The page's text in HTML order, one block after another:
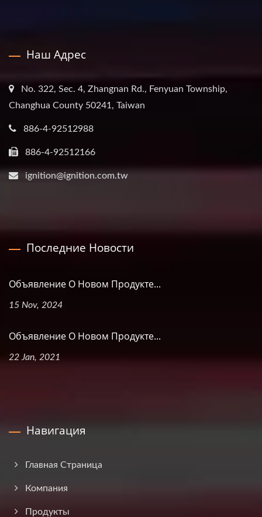
Наш Адрес
No. 322, Sec. 4, Zhangnan Rd., Fenyuan Township,
Changhua County 50241, Taiwan
886-4-92512988
886-4-92512166
ignition@ignition.com.tw
Последние Новости
Объявление О Новом Продукте...
15 Nov, 2024
Объявление О Новом Продукте...
22 Jan, 2021
Навигация
Главная Страница
Компания
Продукты